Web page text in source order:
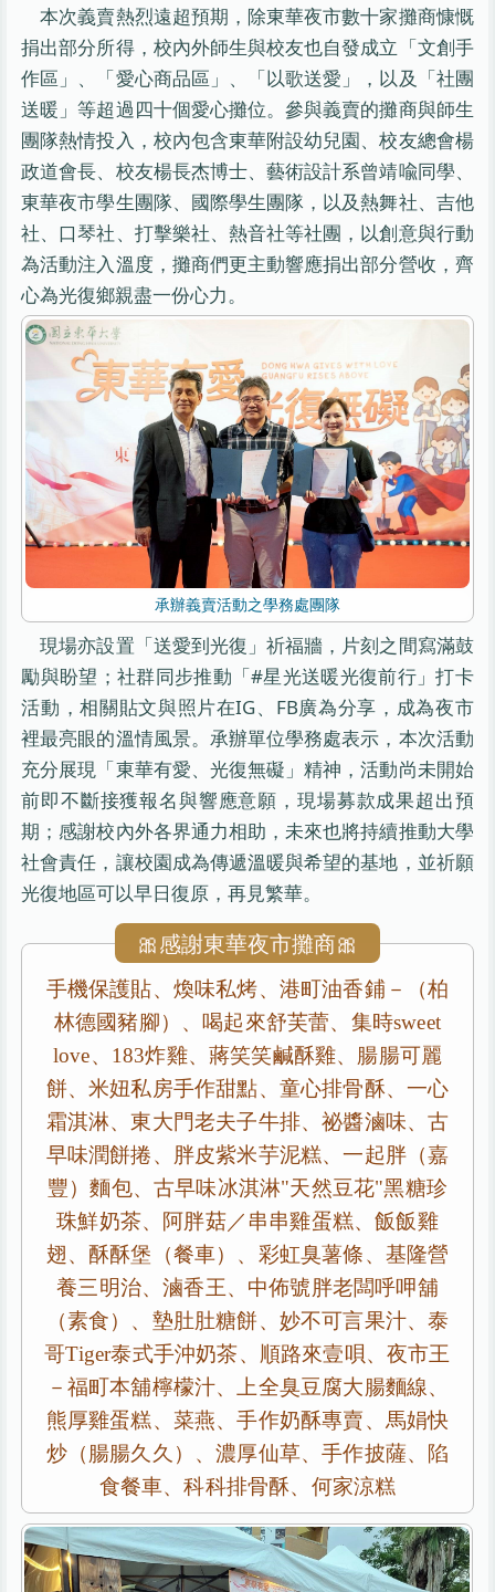
本次義賣熱烈遠超預期，除東華夜市數十家攤商慷慨
捐出部分所得，校內外師生與校友也自發成立「文創手
作區」、「愛心商品區」、「以歌送愛」，以及「社團
送暖」等超過四十個愛心攤位。參與義賣的攤商與師生
團隊熱情投入，校內包含東華附設幼兒園、校友總會楊
政道會長、校友楊長杰博士、藝術設計系曾靖喩同學、
東華夜市學生團隊、國際學生團隊，以及熱舞社、吉他
社、口琴社、打擊樂社、熱音社等社團，以創意與行動
為活動注入溫度，攤商們更主動響應捐出部分營收，齊
心為光復鄉親盡一份心力。
承辦義賣活動之學務處團隊
現場亦設置「送愛到光復」祈福牆，片刻之間寫滿鼓
勵與盼望；社群同步推動「#星光送暖光復前行」打卡
活動，相關貼文與照片在IG、FB廣為分享，成為夜市
裡最亮眼的溫情風景。承辦單位學務處表示，本次活動
充分展現「東華有愛、光復無礙」精神，活動尚未開始
前即不斷接獲報名與響應意願，現場募款成果超出預
期；感謝校內外各界通力相助，未來也將持續推動大學
社會責任，讓校園成為傳遞溫暖與希望的基地，並祈願
光復地區可以早日復原，再見繁華。
🎀感謝東華夜市攤商🎀
手機保護貼、煥味私烤、港町油香鋪－（柏
林德國豬腳）、喝起來舒芙蕾、集時sweet
love、183炸雞、蔣笑笑鹹酥雞、腸腸可麗
餅、米妞私房手作甜點、童心排骨酥、一心
霜淇淋、東大門老夫子牛排、祕醬滷味、古
早味潤餅捲、胖皮紫米芋泥糕、一起胖（嘉
豐）麵包、古早味冰淇淋"天然豆花"黑糖珍
珠鮮奶茶、阿胖菇／串串雞蛋糕、飯飯雞
翅、酥酥堡（餐車）、彩虹臭薯條、基隆營
養三明治、滷香王、中佈號胖老闆呼呷舖
（素食）、墊肚肚糖餅、妙不可言果汁、泰
哥Tiger泰式手沖奶茶、順路來壹唄、夜市王
－福町本舖檸檬汁、上全臭豆腐大腸麵線、
熊厚雞蛋糕、菜燕、手作奶酥專賣、馬娟快
炒（腸腸久久）、濃厚仙草、手作披薩、陷
食餐車、科科排骨酥、何家涼糕